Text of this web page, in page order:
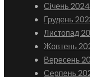
Січень 2024
Грудень
Листопад
Жовтень
Вересень
Серпень